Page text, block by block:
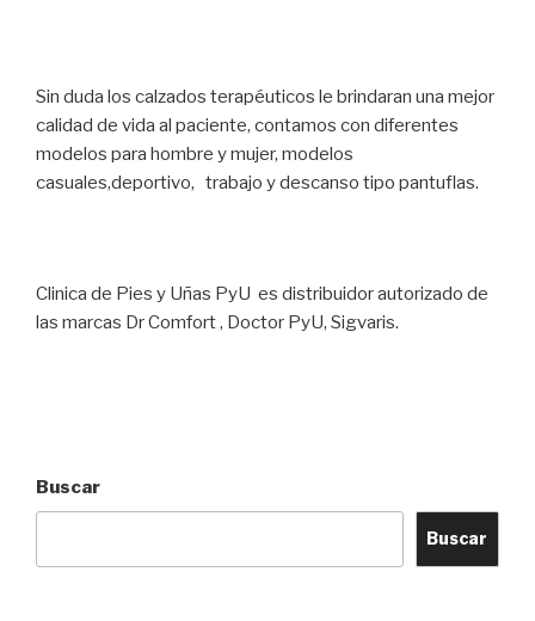
Sin duda los calzados terapéuticos le brindaran una mejor
calidad de vida al paciente, contamos con diferentes
modelos para hombre y mujer, modelos
casuales,deportivo, trabajo y descanso tipo pantuflas.
Clinica de Pies y Uñas PyU es distribuidor autorizado de
las marcas Dr Comfort , Doctor PyU, Sigvaris.
Buscar
Buscar